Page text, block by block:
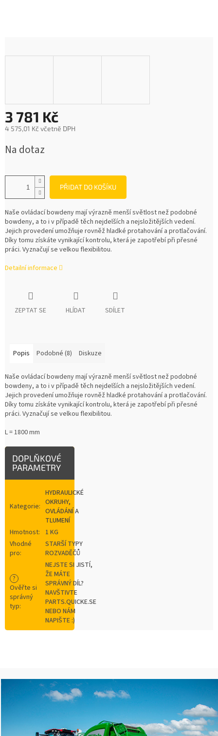
3 781 Kč
4 575,01 Kč včetně DPH
cena:
Na dotaz
PŘIDAT DO KOŠÍKU
Naše ovládací bowdeny mají výrazně menší světlost než podobné
bowdeny, a to i v případě těch nejdelších a nejsložitějších vedení.
Jejich provedení umožňuje rovněž hladké protahování a protlačování.
Díky tomu získáte vynikající kontrolu, která je zapotřebí při přesné
práci. Vyznačují se velkou flexibilitou.
Detailní informace
ZEPTAT SE HLÍDAT SDÍLET
Popis Podobné (8) Diskuze
Naše ovládací bowdeny mají výrazně menší světlost než podobné
bowdeny, a to i v případě těch nejdelších a nejsložitějších vedení.
Jejich provedení umožňuje rovněž hladké protahování a protlačování.
Díky tomu získáte vynikající kontrolu, která je zapotřebí při přesné
práci. Vyznačují se velkou flexibilitou.
L = 1800 mm
DOPLŇKOVÉ
PARAMETRY
Kategorie:
HYDRAULICKÉ
OKRUHY,
OVLÁDÁNÍ A
TLUMENÍ
Hmotnost:
1 KG
Vhodné
pro:
STARŠÍ TYPY
ROZVADĚČŮ
?
Ověřte si
správný
typ:
NEJSTE SI JISTÍ,
ŽE MÁTE
SPRÁVNÝ DÍL?
NAVŠTIVTE
PARTS.QUICKE.SE
NEBO NÁM
NAPIŠTE :)